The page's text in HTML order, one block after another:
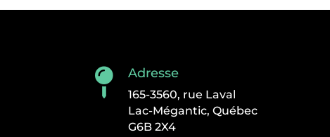
 Adresse
165-3560, rue Laval
Lac-Mégantic, Québec
G6B 2X4